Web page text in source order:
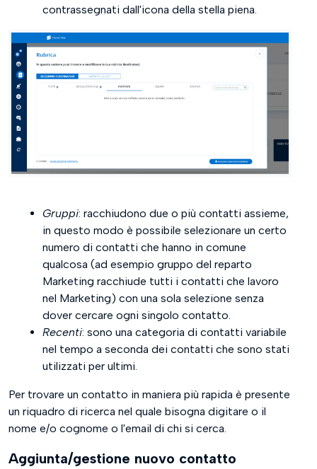
contrassegnati dall'icona della stella piena.
Gruppi: racchiudono due o più contatti assieme,
in questo modo è possibile selezionare un certo
numero di contatti che hanno in comune
qualcosa (ad esempio gruppo del reparto
Marketing racchiude tutti i contatti che lavoro
nel Marketing) con una sola selezione senza
dover cercare ogni singolo contatto.
Recenti: sono una categoria di contatti variabile
nel tempo a seconda dei contatti che sono stati
utilizzati per ultimi.
Per trovare un contatto in maniera più rapida è presente
un riquadro di ricerca nel quale bisogna digitare o il
nome e/o cognome o l'email di chi si cerca.
Aggiunta/gestione nuovo contatto